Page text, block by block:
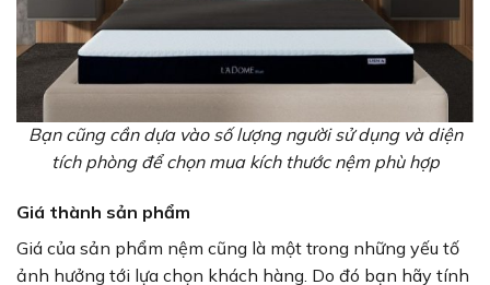
Bạn cũng cần dựa vào số lượng người sử dụng và diện
tích phòng để chọn mua kích thước nệm phù hợp
Giá thành sản phẩm
Giá của sản phẩm nệm cũng là một trong những yếu tố
ảnh hưởng tới lựa chọn khách hàng. Do đó bạn hãy tính